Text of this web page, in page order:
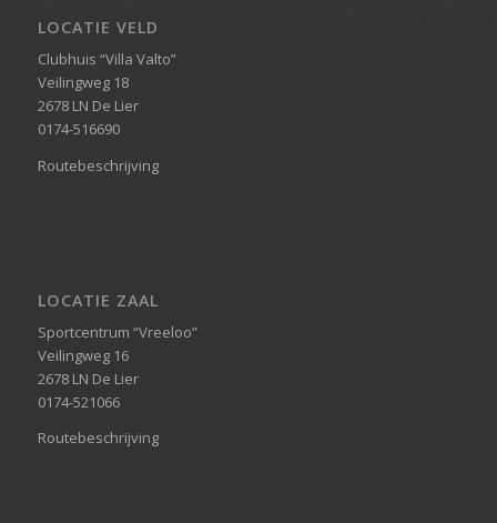
LOCATIE VELD
Clubhuis “Villa Valto”
Veilingweg 18
2678 LN De Lier
0174-516690
Routebeschrijving
LOCATIE ZAAL
Sportcentrum “Vreeloo”
Veilingweg 16
2678 LN De Lier
0174-521066
Routebeschrijving